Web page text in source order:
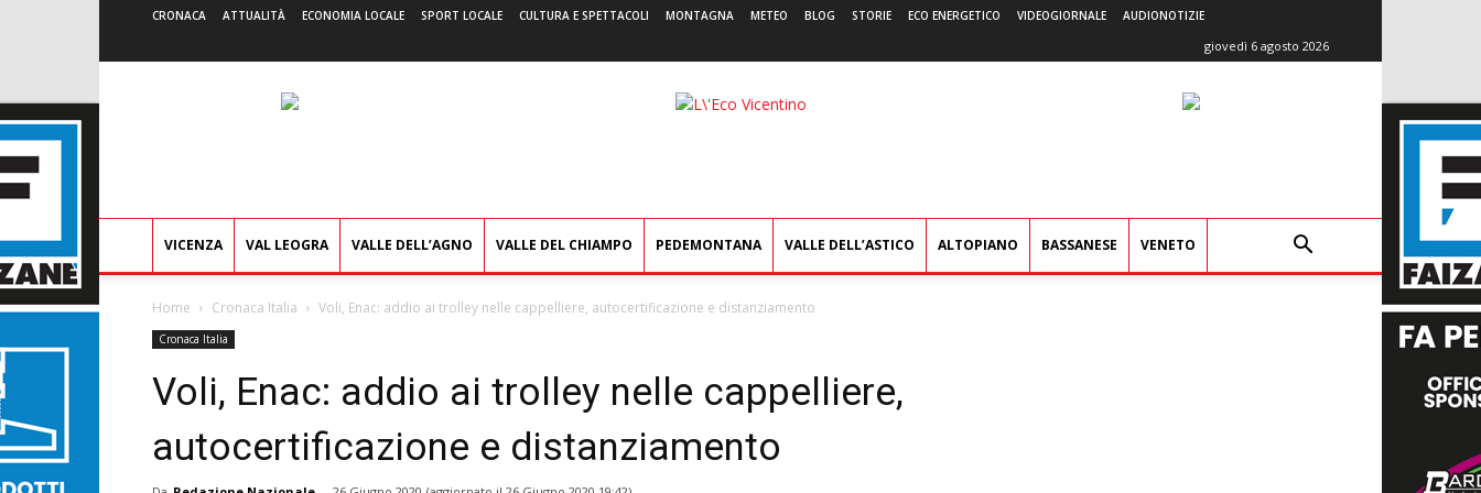
CRONACA ATTUALITÀ ECONOMIA LOCALE SPORT LOCALE CULTURA E SPETTACOLI MONTAGNA METEO BLOG STORIE ECO ENERGETICO VIDEOGIORNALE AUDIONOTIZIE
giovedì 6 agosto 2026
L'Eco
VICENZA VAL LEOGRA VALLE DELL’AGNO VALLE DEL CHIAMPO PEDEMONTANA VALLE DELL’ASTICO ALTOPIANO BASSANESE VENETO
Home Cronaca Italia Voli, Enac: addio ai trolley nelle cappelliere, autocertificazione e distanziamento
Cronaca Italia
Voli, Enac: addio ai trolley nelle cappelliere,
autocertificazione e distanziamento